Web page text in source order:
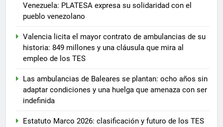
Venezuela: PLATESA expresa su solidaridad con el
pueblo venezolano
Valencia licita el mayor contrato de ambulancias de su
historia: 849 millones y una cláusula que mira al
empleo de los TES
Las ambulancias de Baleares se plantan: ocho años sin
adaptar condiciones y una huelga que amenaza con ser
indefinida
Estatuto Marco 2026: clasificación y futuro de los TES